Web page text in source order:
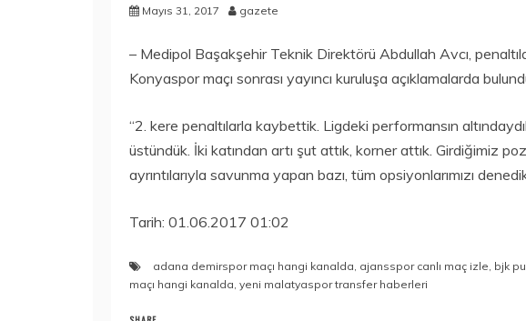
Mayıs 31, 2017 gazete
– Medipol Başakşehir Teknik Direktörü Abdullah Avcı,
Konyaspor maçı sonrası yayıncı kuruluşa açıklamalarda
“2. kere penaltılarla kaybettik. Ligdeki performansın
üstündük. İki katından artı şut attık, korner attık. Girdiğimiz
ayrıntılarıyla savunma yapan bazı, tüm opsiyonlarımızı
Tarih: 01.06.2017 01:02
adana demirspor maçı hangi kanalda, ajansspor canlı maç izle, bjk
maçı hangi kanalda, yeni malatyaspor transfer haberleri